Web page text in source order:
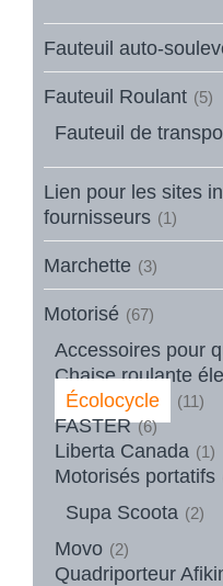
Fauteuil auto-
Fauteuil Roulant (5)
Fauteuil de
Lien pour les sites
fournisseurs (1)
Marchette (3)
Motorisé (67)
Accessoires pour
Chaise roulante
Écolocycle (11)
FASTER (6)
Liberta Canada (1)
Motorisés portatifs
Supa Scoota (2)
Movo (2)
Quadriporteur